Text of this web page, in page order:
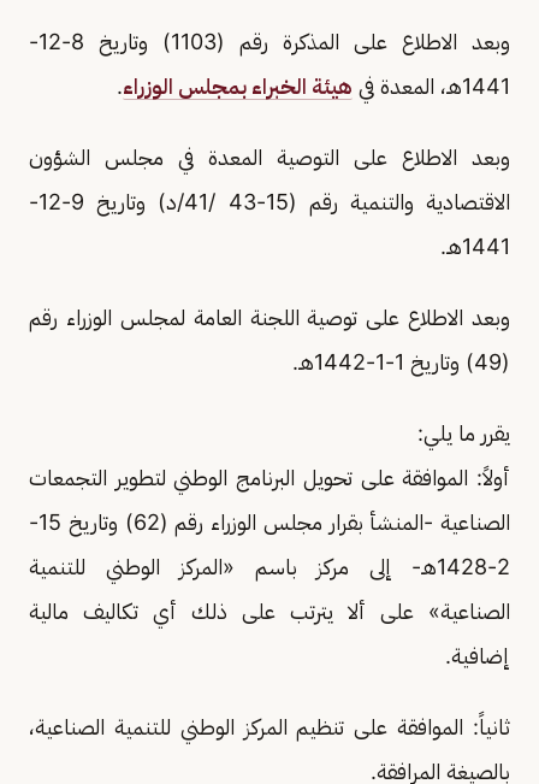
وبعد الاطلاع على المذكرة رقم (1103) وتاريخ 8-12-
1441هـ، المعدة في
هيئة الخبراء بمجلس الوزراء.
وبعد الاطلاع على التوصية المعدة في مجلس الشؤون
الاقتصادية والتنمية رقم (15-43 /41/د) وتاريخ 9-12-
1441هـ.
وبعد الاطلاع على توصية اللجنة العامة لمجلس الوزراء رقم
(49) وتاريخ 1-1-1442هـ.
يقرر ما يلي:
أولاً: الموافقة على تحويل البرنامج الوطني لتطوير التجمعات
الصناعية -المنشأ بقرار مجلس الوزراء رقم (62) وتاريخ 15-
2-1428هـ- إلى مركز باسم «المركز الوطني للتنمية
الصناعية» على ألا يترتب على ذلك أي تكاليف مالية
إضافية.
ثانياً: الموافقة على تنظيم المركز الوطني للتنمية الصناعية،
بالصيغة المرافقة.